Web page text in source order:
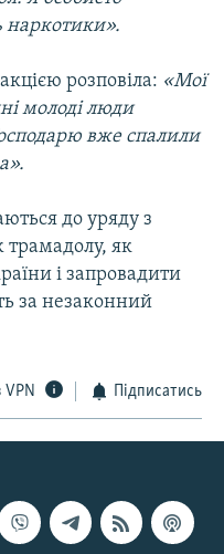
наркотики».
розповіла: «Мої
молоді люди
вже спалили
до уряду з
як
і запровадити
за незаконний
VPN Підписатись